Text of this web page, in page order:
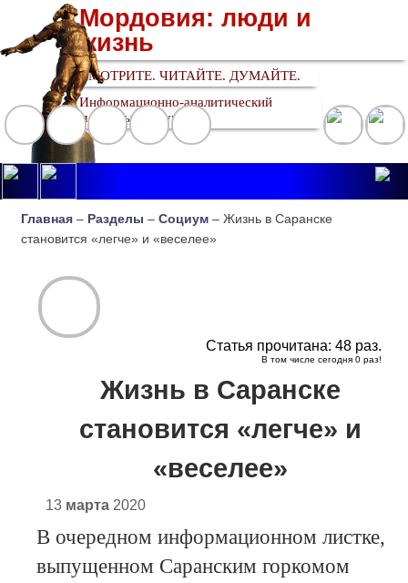
Мордовия: люди и
жизнь
СМОТРИТЕ. ЧИТАЙТЕ. ДУМАЙТЕ.
Информационно-аналитический
медийный ресурс
Главная – Разделы –Социум – Жизнь в Саранске
становится «легче» и «веселее»
Статья прочитана: 48раз.
В том числе сегодня 0раз!
Жизнь в Саранске
становится «легче» и
«веселее»
13 марта2020
В очередном информационном листке,
выпущенном Саранским горкомом